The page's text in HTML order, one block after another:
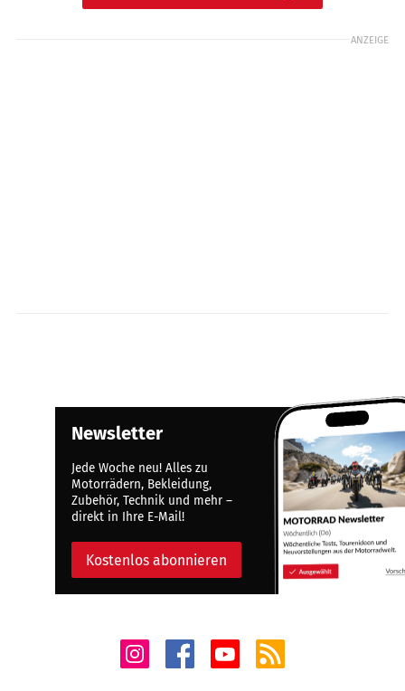
ANZEIGE
Newsletter
Jede Woche neu! Alles zu
Motorrädern, Bekleidung,
Zubehör, Technik und mehr –
direkt in Ihre E-Mail!
Kostenlos abonnieren